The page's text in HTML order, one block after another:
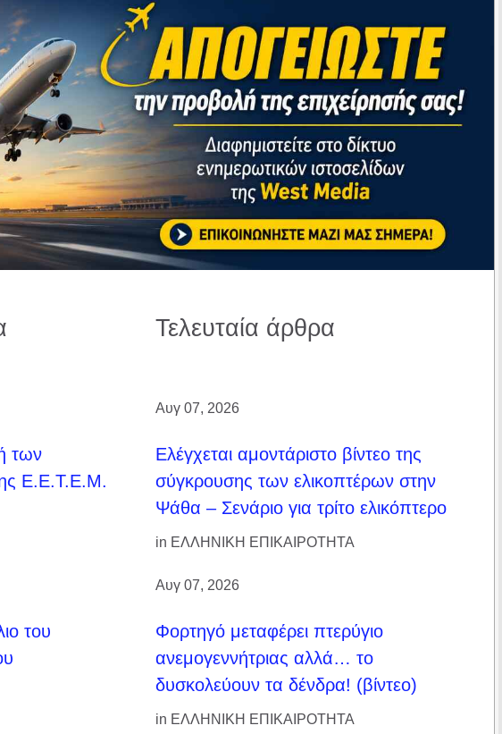
των
Ε.Ε.Τ.Ε.Μ.
του
Τελευταία άρθρα
Αυγ 07, 2026
Ελέγχεται αμοντάριστο βίντεο της
σύγκρουσης των ελικοπτέρων στην
Ψάθα – Σενάριο για τρίτο ελικόπτερο
in ΕΛΛΗΝΙΚΗ ΕΠΙΚΑΙΡΟΤΗΤΑ
Αυγ 07, 2026
Φορτηγό μεταφέρει πτερύγιο
ανεμογεννήτριας αλλά… το
δυσκολεύουν τα δένδρα! (βίντεο)
in ΕΛΛΗΝΙΚΗ ΕΠΙΚΑΙΡΟΤΗΤΑ